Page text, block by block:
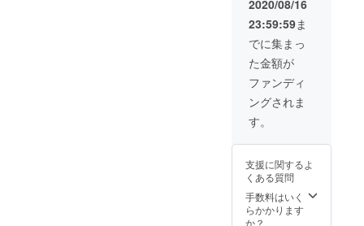
2020/08/16
23:59:59ま
でに集まっ
た金額が
ファンディ
ングされま
す。
支援に関するよ
くある質問
手数料はいく
らかかります
か？